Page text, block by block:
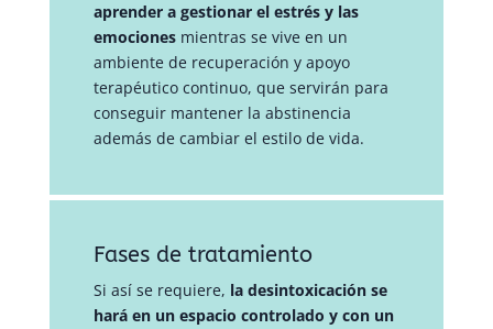
aprender a gestionar el estrés y las
emocionesmientras se vive en un
ambiente de recuperación y apoyo
terapéutico continuo, que servirán para
conseguir mantener la abstinencia
además de cambiar el estilo de vida.
Fases de tratamiento
Si así se requiere, la desintoxicación se
hará en un espacio controlado y con un